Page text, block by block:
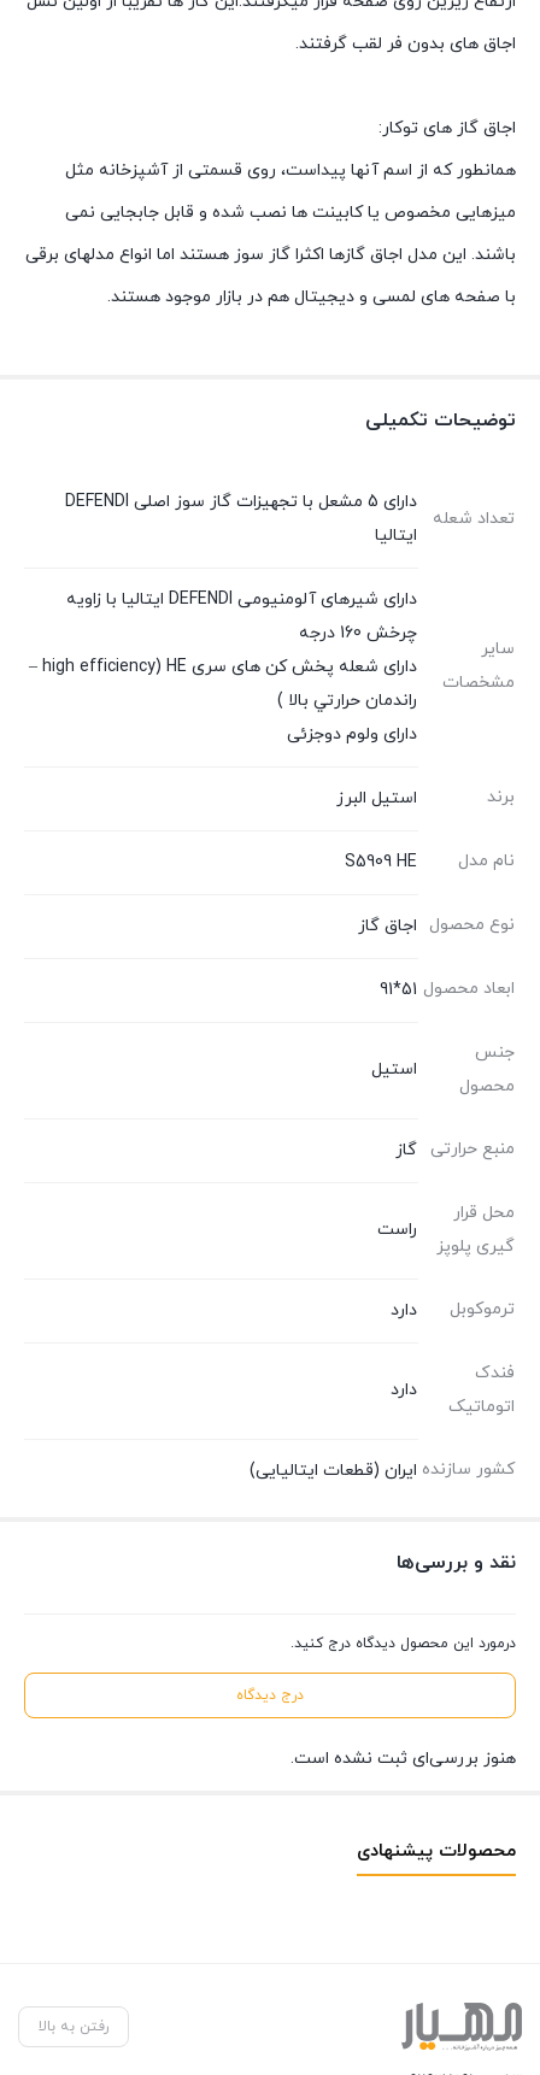
اجاق های بدون فر لقب گرفتند.
اجاق گاز های توکار:
همانطور که از اسم آنها پیداست، روی قسمتی از آشپزخانه مثل
میزهایی مخصوص یا کابینت ها نصب شده و قابل جابجایی نمی
باشند. این مدل اجاق گازها اکثرا گاز سوز هستند اما انواع مدلهای برقی
با صفحه های لمسی و دیجیتال هم در بازار موجود هستند.
توضیحات تکمیلی
تعداد شعله
دارای 5 مشعل با تجهیزات گاز سوز اصلی DEFENDI
ایتالیا
سایر
مشخصات
دارای شیرهای آلومنیومی DEFENDI ایتالیا با زاويه
چرخش 160 درجه
دارای شعله پخش کن های سری high efficiency) HE –
راندمان حرارتي بالا )
دارای ولوم دوجزئی
برند استیل البرز
نام مدل S5909 HE
نوع محصول اجاق گاز
ابعاد محصول 51*91
جنس
محصول
استیل
منبع حرارتی گاز
محل قرار
گیری پلوپز
راست
ترموکوبل دارد
فندک
اتوماتیک
دارد
کشور سازنده ایران (قطعات ایتالیایی)
نقد و بررسی‌ها
درمورد این محصول دیدگاه درج کنید.
درج دیدگاه
هنوز بررسی‌ای ثبت نشده است.
محصولات پیشنهادی
رفتن به بالا